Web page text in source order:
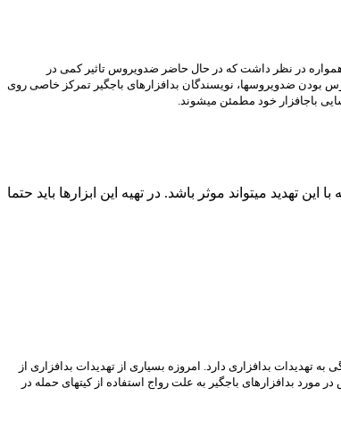
همواره در نظر داشت که در حال حاضر ضدویروس تاثیر کمی در
بودن ضدویروسها، نویسندگان بدافزارهای باجگیر تمرکز خاصی روی
باجافزار خود مطمئن میشوند.
میتواند موثر باشد. در تهیه این ابزارها باید حتما
تهدیدات بدافزاری دارد. امروزه بسیاری از تهدیدات بدافزاری از
بدافزارهای باجگیر به علت رواج استفاده از کیتهای حمله در